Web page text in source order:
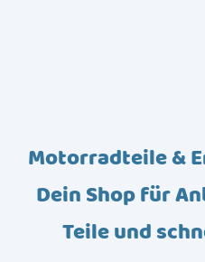
Motorradteile &
Dein Shop für
Teile und